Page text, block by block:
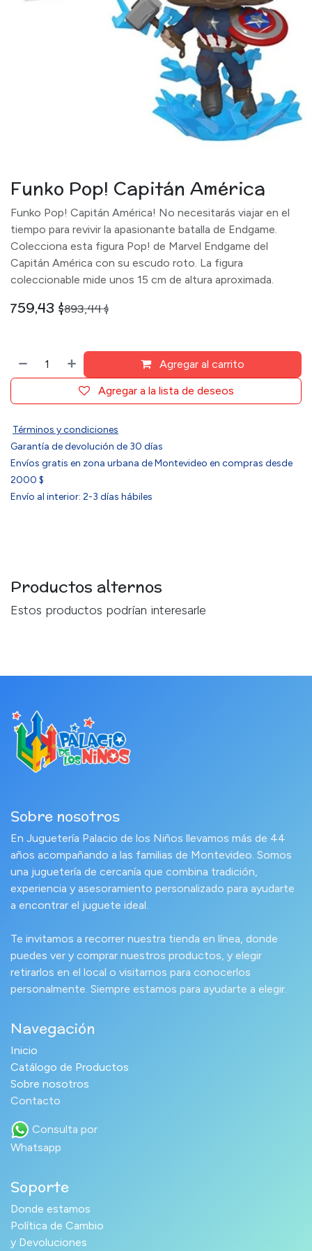
Funko Pop! Capitán América
Funko Pop! Capitán América! No necesitarás viajar en el
tiempo para revivir la apasionante batalla de Endgame.
Colecciona esta figura Pop! de Marvel Endgame del
Capitán América con su escudo roto. La figura
coleccionable mide unos 15 cm de altura aproximada.
759,43 $893,44$
Agregar al carrito
Agregar a la lista de deseos
Términos y condiciones
Garantía de devolución de 30 días
Envíos gratis en zona urbana de Montevideo en compras desde
2000 $
Envío al interior: 2-3 días hábiles
Productos alternos
Estos productos podrían interesarle
Sobre nosotros
En Juguetería Palacio de los Niños llevamos más de 44
años acompañando a las familias de Montevideo. Somos
una juguetería de cercanía que combina tradición,
experiencia y asesoramiento personalizado para ayudarte
a encontrar el juguete ideal.
Te invitamos a recorrer nuestra tienda en línea, donde
puedes ver y comprar nuestros productos, y elegir
retirarlos en el local o visitarnos para conocerlos
personalmente. Siempre estamos para ayudarte a elegir.
Navegación
Inicio
Catálogo de Productos
Sobre nosotros
Contacto
Consulta por
Whatsapp
Soporte
Donde estamos
Política de Cambio
y Devoluciones